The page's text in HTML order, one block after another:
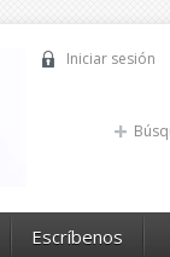
Iniciar sesión
Escríbenos